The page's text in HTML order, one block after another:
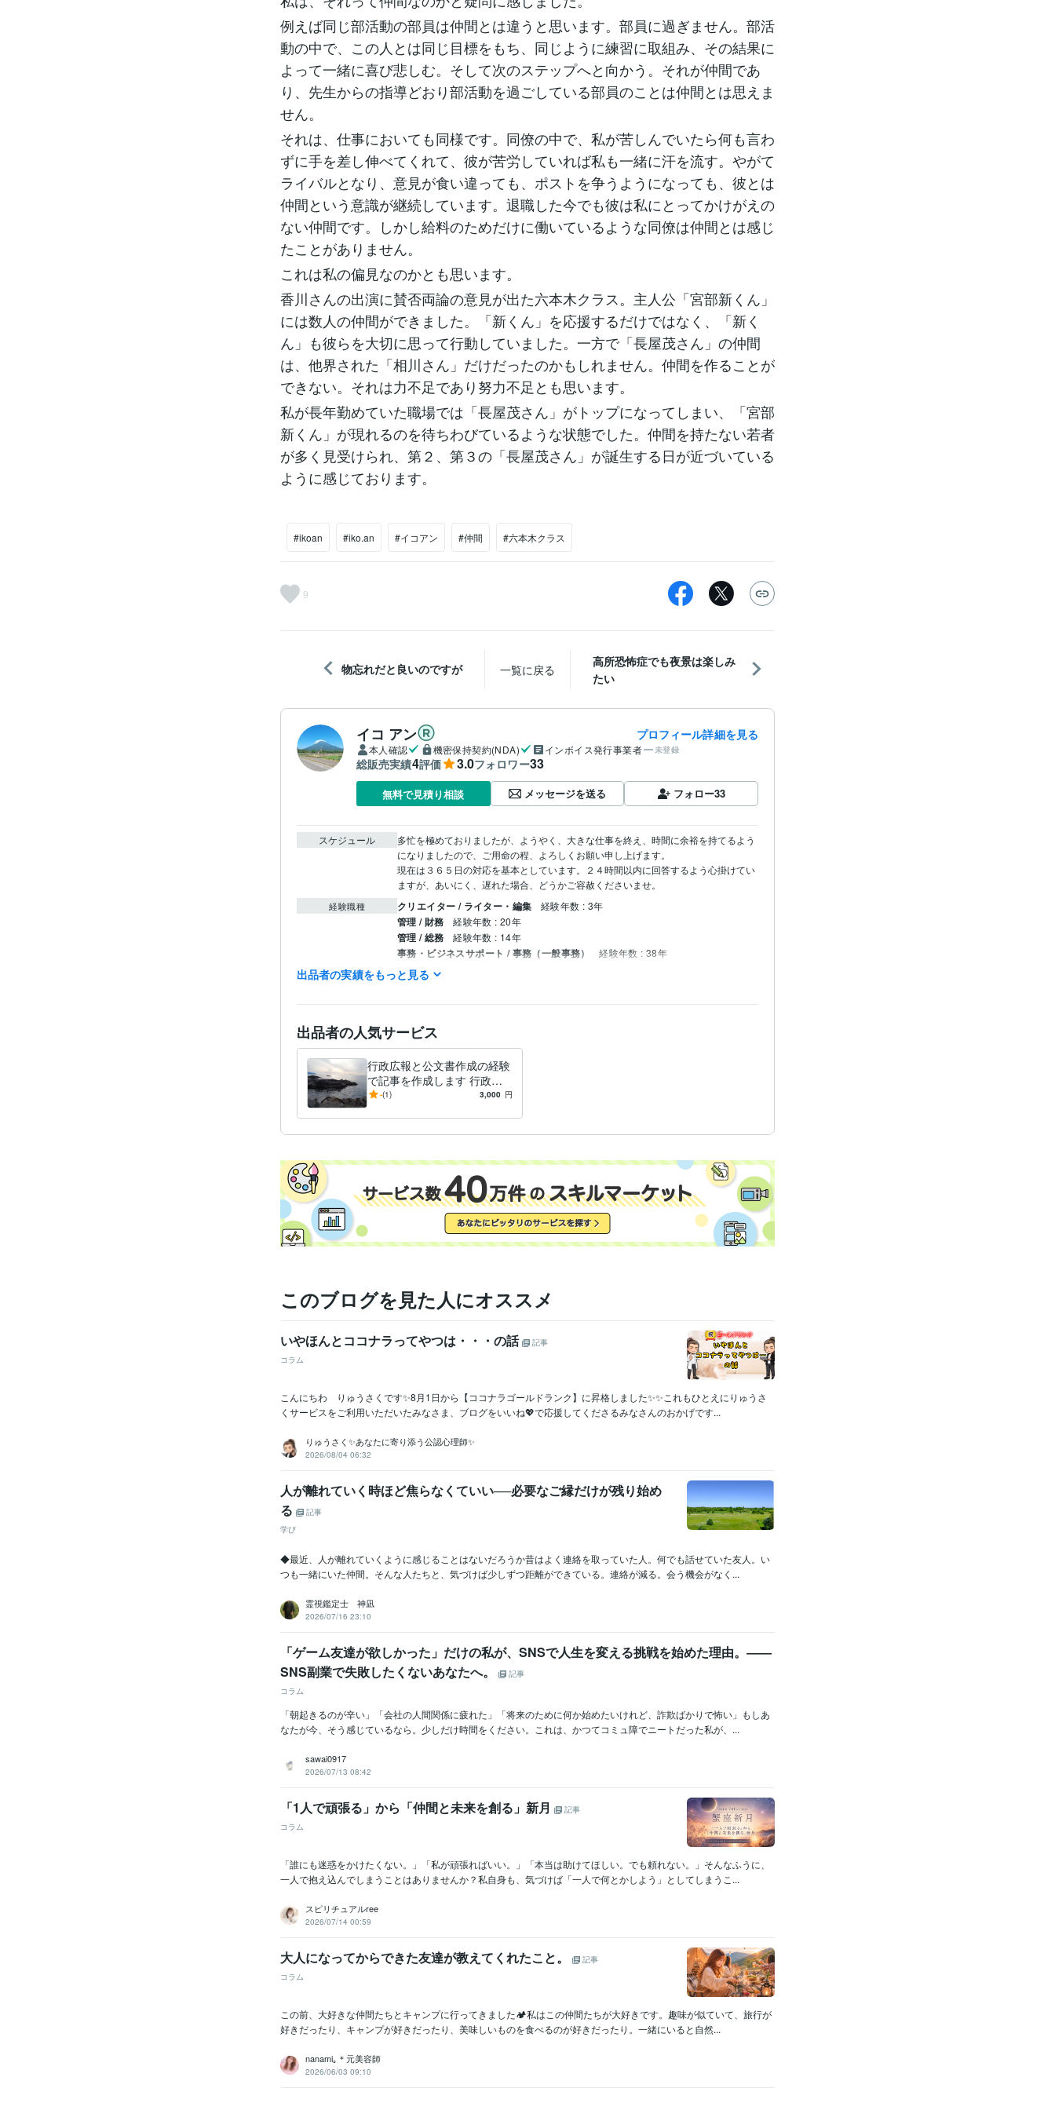
例えば同じ部活動の部員は仲間とは違うと思います。部員に過ぎません。部活
動の中で、この人とは同じ目標をもち、同じように練習に取組み、その結果に
よって一緒に喜び悲しむ。そして次のステップへと向かう。それが仲間であ
り、先生からの指導どおり部活動を過ごしている部員のことは仲間とは思えま
せん。
それは、仕事においても同様です。同僚の中で、私が苦しんでいたら何も言わ
ずに手を差し伸べてくれて、彼が苦労していれば私も一緒に汗を流す。やがて
ライバルとなり、意見が食い違っても、ポストを争うようになっても、彼とは
仲間という意識が継続しています。退職した今でも彼は私にとってかけがえの
ない仲間です。しかし給料のためだけに働いているような同僚は仲間とは感じ
たことがありません。
これは私の偏見なのかとも思います。
香川さんの出演に賛否両論の意見が出た六本木クラス。主人公「宮部新くん」
には数人の仲間ができました。「新くん」を応援するだけではなく、「新く
ん」も彼らを大切に思って行動していました。一方で「長屋茂さん」の仲間
は、他界された「相川さん」だけだったのかもしれません。仲間を作ることが
できない。それは力不足であり努力不足とも思います。
私が長年勤めていた職場では「長屋茂さん」がトップになってしまい、「宮部
新くん」が現れるのを待ちわびているような状態でした。仲間を持たない若者
が多く見受けられ、第２、第３の「長屋茂さん」が誕生する日が近づいている
ように感じております。
#ikoan #iko.an #イコアン #仲間 #六本木クラス
9
物忘れだと良いのですが 一覧に戻る
高所恐怖症でも夜景は楽しみ
たい
イコ アン プロフィール詳細を見る
本人確認 機密保持契約(NDA) インボイス発行事業者 未登録
総販売実績4評価 3.0フォロワー33
無料で見積り相談 メッセージを送る フォロー33
スケジュール
多忙を極めておりましたが、ようやく、大きな仕事を終え、時間に余裕を持てるよう
になりましたので、ご用命の程、よろしくお願い申し上げます。
現在は３６５日の対応を基本としています。２４時間以内に回答するよう心掛けてい
ますが、あいにく、遅れた場合、どうかご容赦くださいませ。
経験職種 クリエイター / ライター・編集 経験年数 : 3年
管理 / 財務 経験年数 : 20年
管理 / 総務 経験年数 : 14年
事務・ビジネスサポート / 事務（一般事務） 経験年数 : 38年
ライフスタイル・その他 / 公務員
ビジネス・クリエイ
ティブツール
Excel:25年
その他ツール 文章の校正:25年
得意分野 ライティング・翻訳 文章作成と校正。通知文や手紙の校正など。
出品者の実績をもっと見る
出品者の人気サービス
行政広報と公文書作成の経験
で記事を作成します 行政広
報と公文書作成の経験で記事
-(1) 3,000 円
このブログを見た人にオススメ
いやほんとココナラってやつは・・・の話
記事
コラム
こんにちわ りゅうさくです✨8月1日から【ココナラゴールドランク】に昇格しました✨✨これもひとえにりゅうさ
くサービスをご利用いただいたみなさま、ブログをいいね💖で応援してくださるみなさんのおかげです...
りゅうさく✨あなたに寄り添う公認心理師✨
2026/08/04 06:32
人が離れていく時ほど焦らなくていい──必要なご縁だけが残り始め
る
記事
学び
◆最近、人が離れていくように感じることはないだろうか昔はよく連絡を取っていた人。何でも話せていた友人。い
つも一緒にいた仲間。そんな人たちと、気づけば少しずつ距離ができている。連絡が減る。会う機会がなく...
霊視鑑定士 神凪
2026/07/16 23:10
「ゲーム友達が欲しかった」だけの私が、SNSで人生を変える挑戦を始めた理由。――
SNS副業で失敗したくないあなたへ。
記事
コラム
「朝起きるのが辛い」「会社の人間関係に疲れた」「将来のために何か始めたいけれど、詐欺ばかりで怖い」もしあ
なたが今、そう感じているなら。少しだけ時間をください。これは、かつてコミュ障でニートだった私が、...
sawai0917
2026/07/13 08:42
「1人で頑張る」から「仲間と未来を創る」新月
記事
コラム
「誰にも迷惑をかけたくない。」「私が頑張ればいい。」「本当は助けてほしい。でも頼れない。」そんなふうに、
一人で抱え込んでしまうことはありませんか？私自身も、気づけば「一人で何とかしよう」としてしまうこ...
スピリチュアルree
2026/07/14 00:59
大人になってからできた友達が教えてくれたこと。
記事
コラム
この前、大好きな仲間たちとキャンプに行ってきました🏕️私はこの仲間たちが大好きです。趣味が似ていて、旅行が
好きだったり、キャンプが好きだったり、美味しいものを食べるのが好きだったり。一緒にいると自然...
nanami｡＊元美容師
2026/06/03 09:10